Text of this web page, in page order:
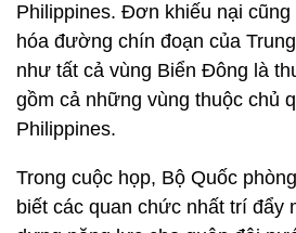
Philippines. Đơn khiếu nại cũng
hóa đường chín đoạn của
như tất cả vùng Biển Đông là
gồm cả những vùng thuộc chủ
Philippines.
Trong cuộc họp, Bộ Quốc
biết các quan chức nhất trí đẩy